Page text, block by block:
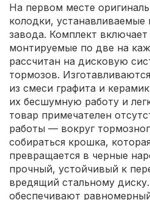
На первом месте
колодки, устанавливаемые
завода. Комплект
монтируемые по две на
рассчитан на дисковую
тормозов.
из смеси графита и
их бесшумную работу и
товар примечателен
работы — вокруг
собираться крошка,
превращается в черные
прочный, устойчивый к
вредящий стальному
обеспечивают